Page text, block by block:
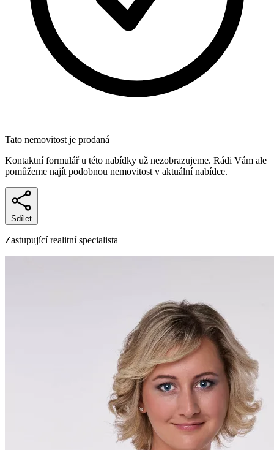
Tato nemovitost je prodaná
Kontaktní formulář u této nabídky už nezobrazujeme. Rádi Vám ale
pomůžeme najít podobnou nemovitost v aktuální nabídce.
Sdílet
Zastupující realitní specialista